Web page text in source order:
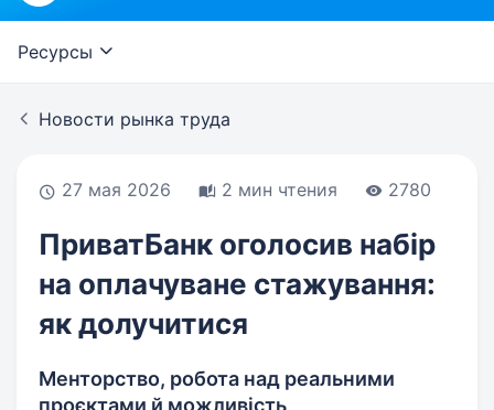
Ресурсы
Новости рынка труда
27 мая 2026 2 мин чтения 2780
ПриватБанк оголосив набір
на оплачуване стажування:
як долучитися
Менторство, робота над реальними
проєктами й можливість